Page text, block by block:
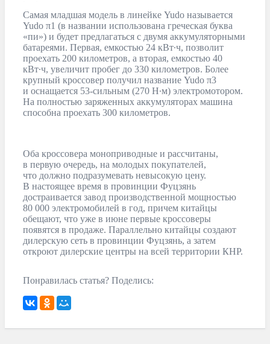
Самая младшая модель в линейке Yudo называется
Yudo π1 (в названии использована греческая буква
«пи») и будет предлагаться с двумя аккумуляторными
батареями. Первая, емкостью 24 кВт∙ч, позволит
проехать 200 километров, а вторая, емкостью 40
кВт∙ч, увеличит пробег до 330 километров. Более
крупный кроссовер получил название Yudo π3
и оснащается 53-сильным (270 Н∙м) электромотором.
На полностью заряженных аккумуляторах машина
способна проехать 300 километров.
Оба кроссовера моноприводные и рассчитаны,
в первую очередь, на молодых покупателей,
что должно подразумевать невысокую цену.
В настоящее время в провинции Фуцзянь
достраивается завод производственной мощностью
80 000 электромобилей в год, причем китайцы
обещают, что уже в июне первые кроссоверы
появятся в продаже. Параллельно китайцы создают
дилерскую сеть в провинции Фуцзянь, а затем
откроют дилерские центры на всей территории КНР.
Понравилась статья? Поделись: